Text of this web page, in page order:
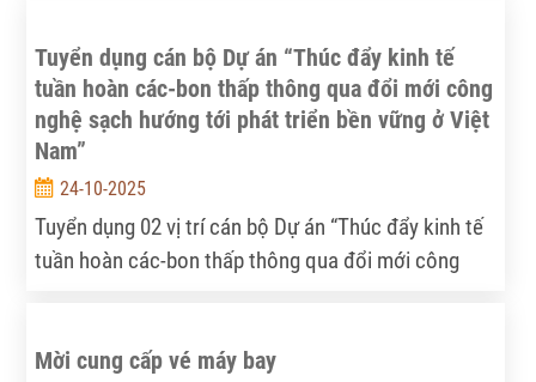
Tuyển dụng cán bộ Dự án “Thúc đẩy kinh tế
tuần hoàn các-bon thấp thông qua đổi mới công
nghệ sạch hướng tới phát triển bền vững ở Việt
Nam”
24-10-2025
Tuyển dụng 02 vị trí cán bộ Dự án “Thúc đẩy kinh tế
tuần hoàn các-bon thấp thông qua đổi mới công
và môi trường (ISPAE) chủ trì thực hiện.
Mời cung cấp vé máy bay